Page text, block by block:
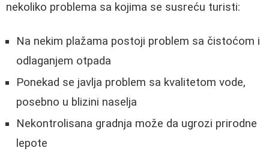
nekoliko problema sa kojima se susreću turisti:
Na nekim plažama postoji problem sa čistoćom i
odlaganjem otpada
Ponekad se javlja problem sa kvalitetom vode,
posebno u blizini naselja
Nekontrolisana gradnja može da ugrozi prirodne
lepote